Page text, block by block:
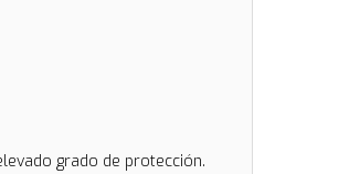
grado de protección.